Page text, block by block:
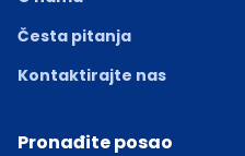
Česta pitanja
Kontaktirajte nas
Pronađite posao